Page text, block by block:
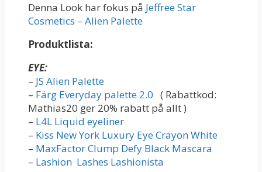
Denna Look har fokus på Jeffree Star
Cosmetics – Alien Palette
Produktlista:
EYE:
– JS Alien Palette
– Färg Everyday palette 2.0 ( Rabattkod:
Mathias20 ger 20% rabatt på allt )
– L4L Liquid eyeliner
– Kiss New York Luxury Eye Crayon White
– MaxFactor Clump Defy Black Mascara
– Lashion Lashes Lashionista